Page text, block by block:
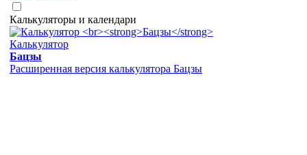
Калькуляторы и календари
Калькулятор
Бацзы
Расширенная версия калькулятора Бацзы